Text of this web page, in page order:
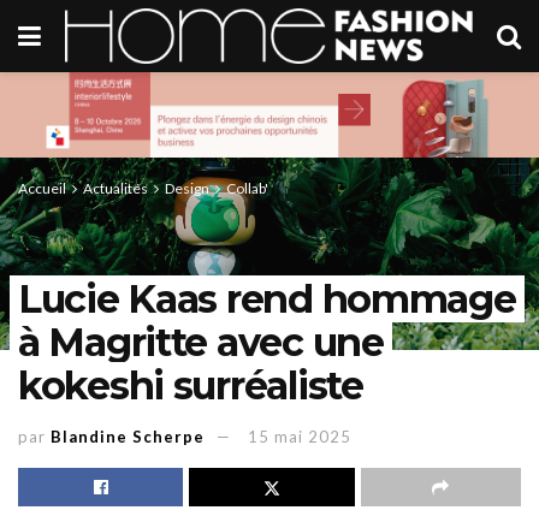
Accueil Actualités Design Collab'
Lucie Kaas rend hommage
à Magritte avec une
kokeshi surréaliste
par Blandine Scherpe 15 mai 2025